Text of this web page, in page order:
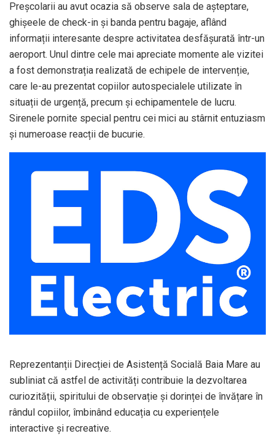
Preșcolarii au avut ocazia să observe sala de așteptare,
ghișeele de check-in și banda pentru bagaje, aflând
informații interesante despre activitatea desfășurată într-un
aeroport. Unul dintre cele mai apreciate momente ale vizitei
a fost demonstrația realizată de echipele de intervenție,
care le-au prezentat copiilor autospecialele utilizate în
situații de urgență, precum și echipamentele de lucru.
Sirenele pornite special pentru cei mici au stârnit entuziasm
și numeroase reacții de bucurie.
Reprezentanții Direcției de Asistență Socială Baia Mare au
subliniat că astfel de activități contribuie la dezvoltarea
curiozității, spiritului de observație și dorinței de învățare în
rândul copiilor, îmbinând educația cu experiențele
interactive și recreative.